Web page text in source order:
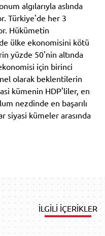
algılarıyla aslında
Türkiye'de her 3
Hükümetin
ülke ekonomisini kötü
yüzde 50'nin altında
için birinci
olarak beklentilerin
kümenin HDP'liler, en
nezdinde en başarılı
siyasi kümeler arasında
İLGİLİ İÇERİKLER